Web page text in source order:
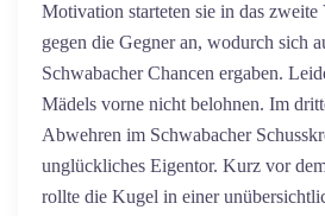
Motivation starteten sie in das
gegen die Gegner an, wodurch sich
Schwabacher Chancen ergaben.
Mädels vorne nicht belohnen. Im
Abwehren im Schwabacher
unglückliches Eigentor. Kurz vor
rollte die Kugel in einer